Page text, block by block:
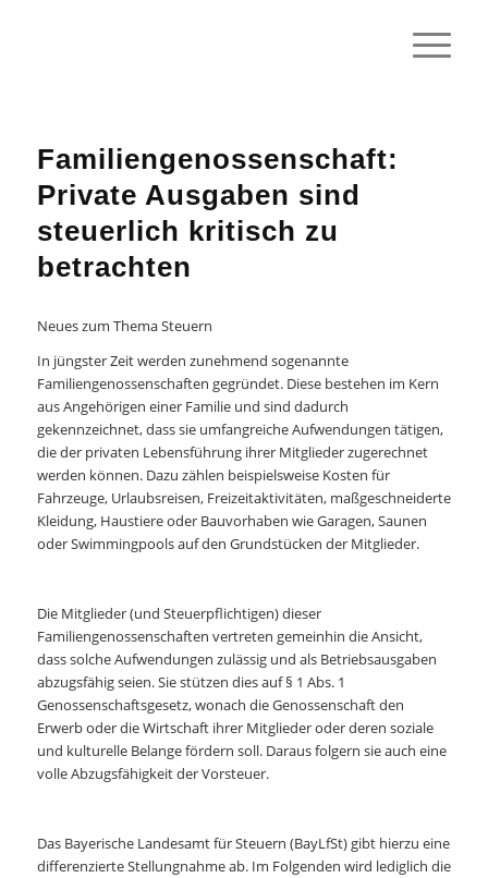
Familiengenossenschaft:
Private Ausgaben sind
steuerlich kritisch zu
betrachten
Neues zum Thema Steuern
In jüngster Zeit werden zunehmend sogenannte
Familiengenossenschaften gegründet. Diese bestehen im Kern
aus Angehörigen einer Familie und sind dadurch
gekennzeichnet, dass sie umfangreiche Aufwendungen tätigen,
die der privaten Lebensführung ihrer Mitglieder zugerechnet
werden können. Dazu zählen beispielsweise Kosten für
Fahrzeuge, Urlaubsreisen, Freizeitaktivitäten, maßgeschneiderte
Kleidung, Haustiere oder Bauvorhaben wie Garagen, Saunen
oder Swimmingpools auf den Grundstücken der Mitglieder.
Die Mitglieder (und Steuerpflichtigen) dieser
Familiengenossenschaften vertreten gemeinhin die Ansicht,
dass solche Aufwendungen zulässig und als Betriebsausgaben
abzugsfähig seien. Sie stützen dies auf § 1 Abs. 1
Genossenschaftsgesetz, wonach die Genossenschaft den
Erwerb oder die Wirtschaft ihrer Mitglieder oder deren soziale
und kulturelle Belange fördern soll. Daraus folgern sie auch eine
volle Abzugsfähigkeit der Vorsteuer.
Das Bayerische Landesamt für Steuern (BayLfSt) gibt hierzu eine
differenzierte Stellungnahme ab. Im Folgenden wird lediglich die